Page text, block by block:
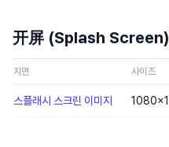
开屏 (Splash Screen)
지면 사이즈
스플래시 스크린 이미지